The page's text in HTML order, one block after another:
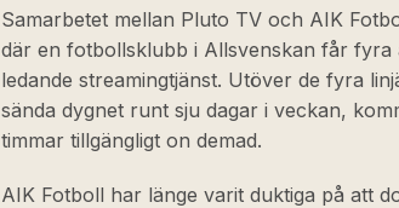
Samarbetet mellan Pluto TV och AIK
där en fotbollsklubb i Allsvenskan får fyra
ledande streamingtjänst. Utöver de fyra
sända dygnet runt sju dagar i veckan,
timmar tillgängligt on demad.
AIK Fotboll har länge varit duktiga på att